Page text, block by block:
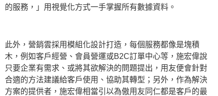
的服務，」用視覺化方式一手掌握所有數據資料。
此外，營銷雲採用模組化設計打造，每個服務都像是塊積
木，例如客戶經營、會員營運或B2C訂單中心等，施宏偉說
只要企業有需求、或將其欲解決的問題提出，用友便會針對
合適的方法建議給客戶使用、協助其轉型；另外，作為解決
方案的提供者，施宏偉相當引以為傲用友同仁都是客戶的最